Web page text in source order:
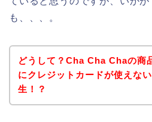
も、、、。
どうして？Cha Cha Chaの商
にクレジットカードが使えな
生！？